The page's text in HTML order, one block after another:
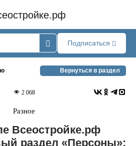
Подписаться
Вернуться в раздел
2 068
Разное
Всеостройке.рф
раздел «Персоны»: